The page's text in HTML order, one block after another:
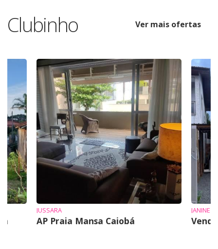
Clubinho Ver mais ofertas
JUSSARA
AP Praia Mansa Caiobá
JANINE